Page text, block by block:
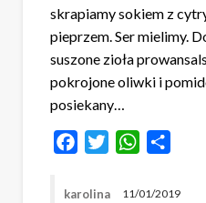
skrapiamy sokiem z
pieprzem. Ser mielimy.
suszone zioła
pokrojone oliwki i
posiekany…
FacebookTwitterWhatsApp
karolina 11/01/2019